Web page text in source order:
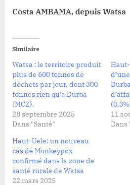
Costa AMBAMA, depuis Watsa
Similaire
Watsa : le territoire produit
plus de 600 tonnes de
déchets par jour, dont 300
tonnes rien qu’à Durba
(MCZ).
28 septembre 2025
Dans "Santé"
11
Dans
Haut-Uele: un nouveau
cas de Monkeypox
confirmé dans la zone de
santé rurale de Watsa
22 mars 2025